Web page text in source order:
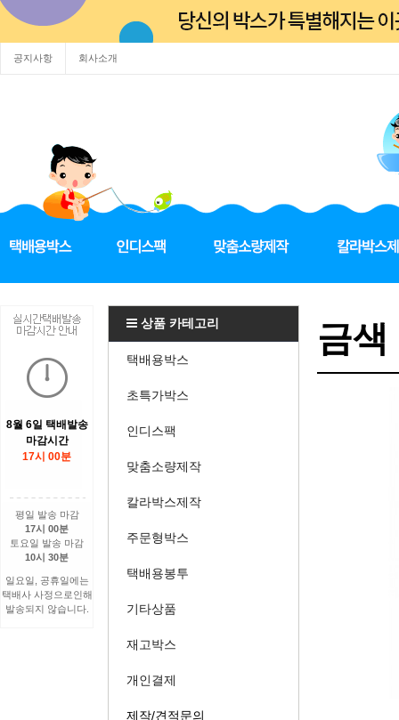
공지사항 회사소개
8월 6일 택배발송
마감시간
17시 00분
평일 발송 마감
17시 00분
토요일 발송 마감
10시 30분
일요일, 공휴일에는
택배사 사정으로인해
발송되지 않습니다.
상품 카테고리
택배용박스
초특가박스
인디스팩
맞춤소량제작
칼라박스제작
주문형박스
택배용봉투
기타상품
재고박스
개인결제
제작/견적문의
금